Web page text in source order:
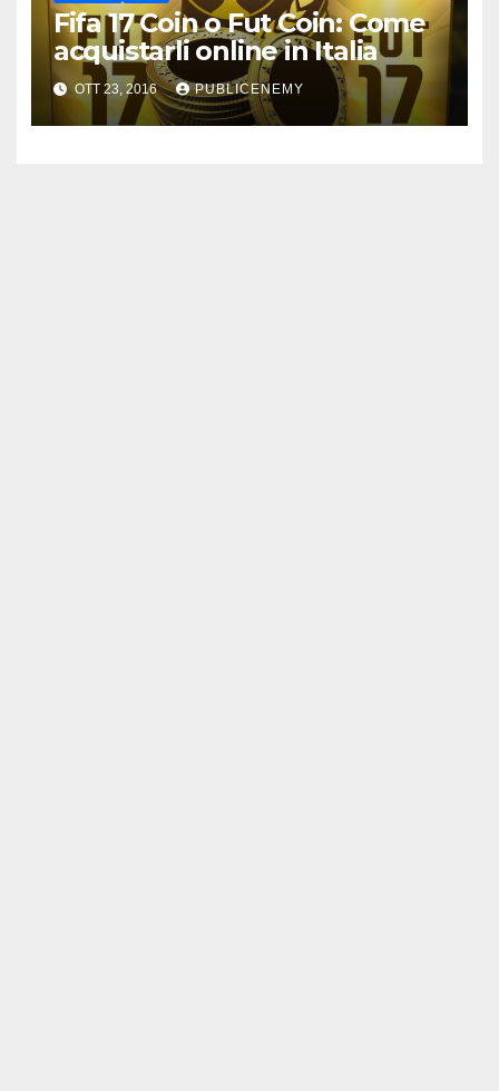
Fifa 17 Coin o Fut Coin: Come
acquistarli online in Italia
OTT 23, 2016 PUBLICENEMY